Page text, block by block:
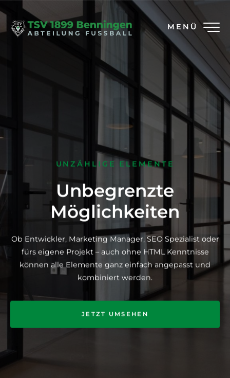
MENÜ
UNZÄHLIGE ELEMENTE
Unbegrenzte
Möglichkeiten
Ob Entwickler, Marketing Manager, SEO Spezialist oder
fürs eigene Projekt – auch ohne HTML Kenntnisse
können alle Elemente ganz einfach angepasst und
kombiniert werden.
JETZT UMSEHEN